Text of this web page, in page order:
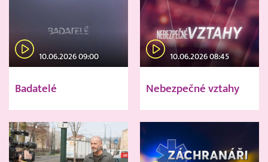
10.06.2026 09:00
Badatelé
10.06.2026 08:45
Nebezpečné vztahy